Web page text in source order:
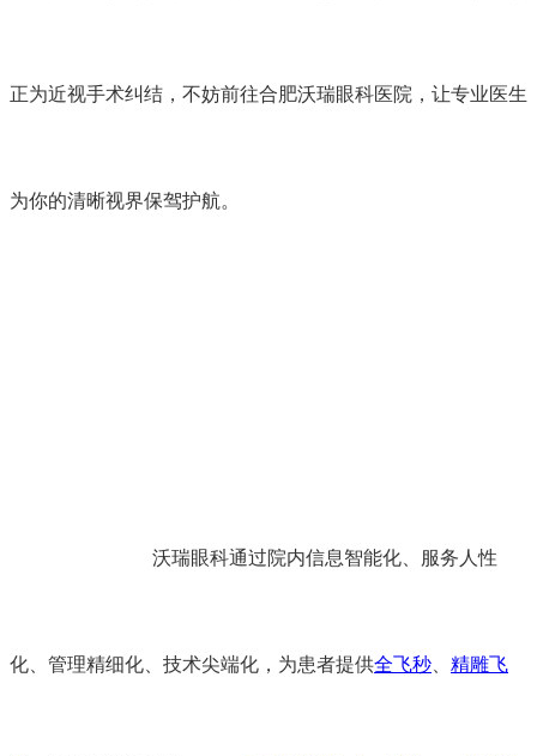
正为近视手术纠结，不妨前往合肥沃瑞眼科医院，让专业医生
为你的清晰视界保驾护航。
沃瑞眼科通过院内信息智能化、服务人性
化、管理精细化、技术尖端化，为患者提供全飞秒 精雕飞